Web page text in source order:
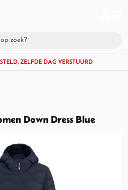
ZELFDE DAG VERSTUURD
Down Dress Blue